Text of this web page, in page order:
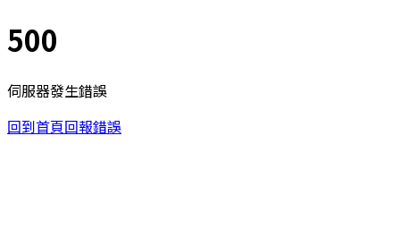
500
伺服器發生錯誤
回到首頁回報錯誤